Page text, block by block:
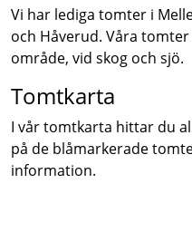
Vi har lediga tomter i
och Håverud. Våra
område, vid skog och sjö.
Tomtkarta
I vår tomtkarta hittar du
på de blåmarkerade
information.